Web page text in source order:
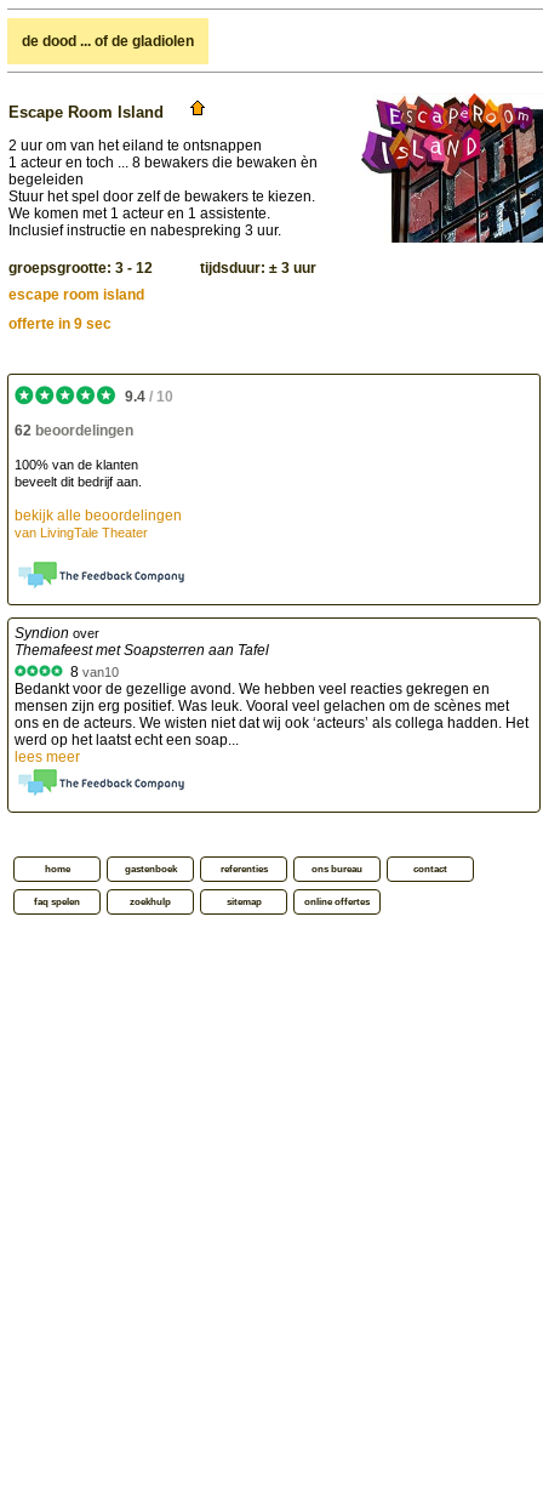
de dood ... of de gladiolen
Escape Room Island
2 uur om van het eiland te ontsnappen
1 acteur en toch ... 8 bewakers die bewaken èn
begeleiden
Stuur het spel door zelf de bewakers te kiezen.
We komen met 1 acteur en 1 assistente.
Inclusief instructie en nabespreking 3 uur.
groepsgrootte: 3 - 12 tijdsduur: ± 3 uur
escape room island
offerte in 9 sec
9.4 / 10
62 beoordelingen
100% van de klanten
beveelt dit bedrijf aan.
bekijk alle beoordelingen
van LivingTale Theater
Syndion over
Themafeest met Soapsterren aan Tafel
8 van10
Bedankt voor de gezellige avond. We hebben veel reacties gekregen en
mensen zijn erg positief. Was leuk. Vooral veel gelachen om de scènes met
ons en de acteurs. We wisten niet dat wij ook ‘acteurs’ als collega hadden. Het
werd op het laatst echt een soap...
lees meer
home gastenboek referenties ons bureau contact
faq spelen zoekhulp sitemap online offertes